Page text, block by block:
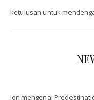
ketulusan untuk
Jon mengenai